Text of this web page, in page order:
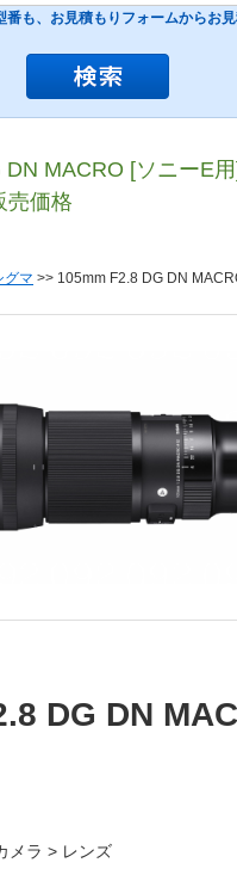
番も、お見積もりフォームからお
MACRO [ソニーE
売価格
グマ >> 105mm F2.8 DG DN
DG DN
メラ > レンズ